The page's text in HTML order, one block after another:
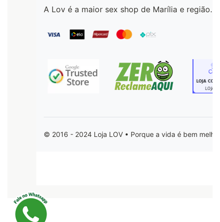
A Lov é a maior sex shop de Marília e região.
© 2016 - 2024 Loja LOV • Porque a vida é bem